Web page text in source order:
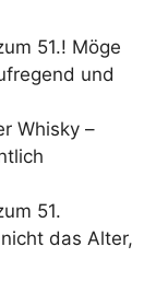
51.! Möge
und
Whisky –
51.
das Alter,